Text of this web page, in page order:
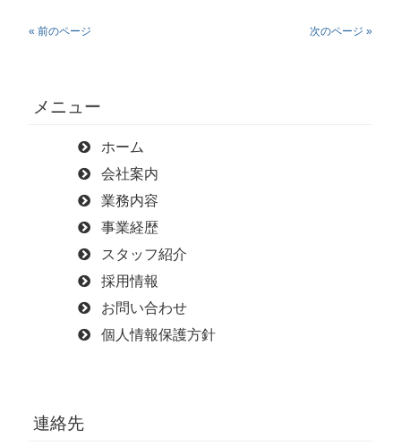
« 前のページ 次のページ »
メニュー
ホーム
会社案内
業務内容
事業経歴
スタッフ紹介
採用情報
お問い合わせ
個人情報保護方針
連絡先